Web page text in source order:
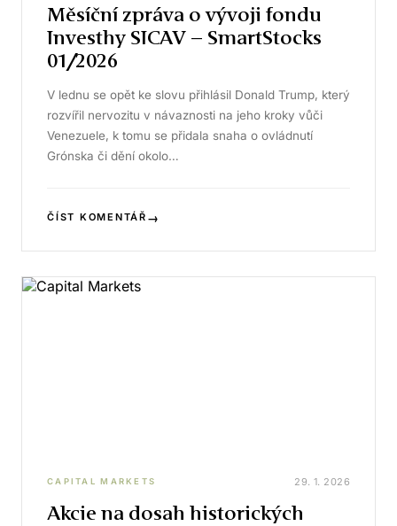
Měsíční zpráva o vývoji fondu
Investhy SICAV – SmartStocks
01/2026
V lednu se opět ke slovu přihlásil Donald Trump, který
rozvířil nervozitu v návaznosti na jeho kroky vůči
Venezuele, k tomu se přidala snaha o ovládnutí
Grónska či dění okolo…
ČÍST KOMENTÁŘ →
CAPITAL MARKETS 29. 1. 2026
Akcie na dosah historických